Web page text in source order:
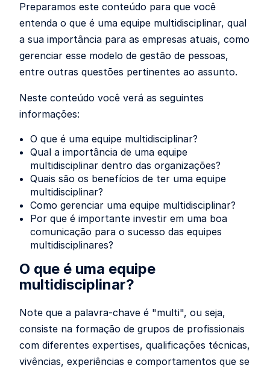
Preparamos este conteúdo para que você
entenda o que é uma equipe multidisciplinar, qual
a sua importância para as empresas atuais, como
gerenciar esse modelo de gestão de pessoas,
entre outras questões pertinentes ao assunto.
Neste conteúdo você verá as seguintes
informações:
O que é uma equipe multidisciplinar?
Qual a importância de uma equipe
multidisciplinar dentro das organizações?
Quais são os benefícios de ter uma equipe
multidisciplinar?
Como gerenciar uma equipe multidisciplinar?
Por que é importante investir em uma boa
comunicação para o sucesso das equipes
multidisciplinares?
O que é uma equipe
multidisciplinar?
Note que a palavra-chave é "multi", ou seja,
consiste na formação de grupos de profissionais
com diferentes expertises, qualificações técnicas,
vivências, experiências e comportamentos que se